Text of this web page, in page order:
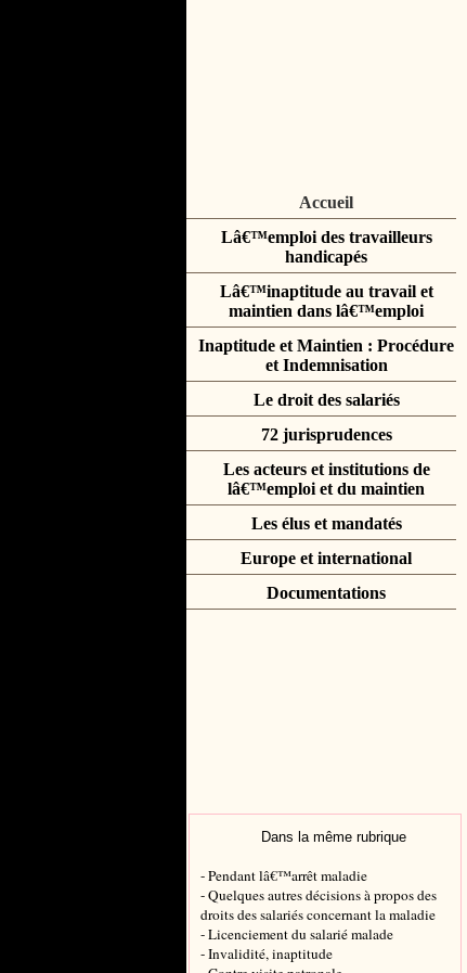
Accueil
Lâ€™emploi des travailleurs
handicapés
Lâ€™inaptitude au travail et
maintien dans lâ€™emploi
Inaptitude et Maintien : Procédure
et Indemnisation
Le droit des salariés
72 jurisprudences
Les acteurs et institutions de
lâ€™emploi et du maintien
Les élus et mandatés
Europe et international
Documentations
Dans la même rubrique
- Pendant lâ€™arrêt maladie
- Quelques autres décisions à propos des
droits des salariés concernant la maladie
- Licenciement du salarié malade
- Invalidité, inaptitude